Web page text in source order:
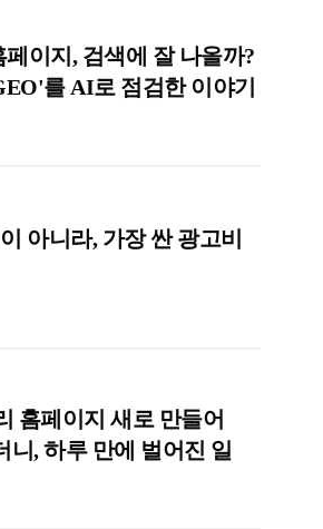
이지, 검색에 잘 나올까?
를 AI로 점검한 이야기
아니라, 가장 싼 광고비
홈페이지 새로 만들어
, 하루 만에 벌어진 일